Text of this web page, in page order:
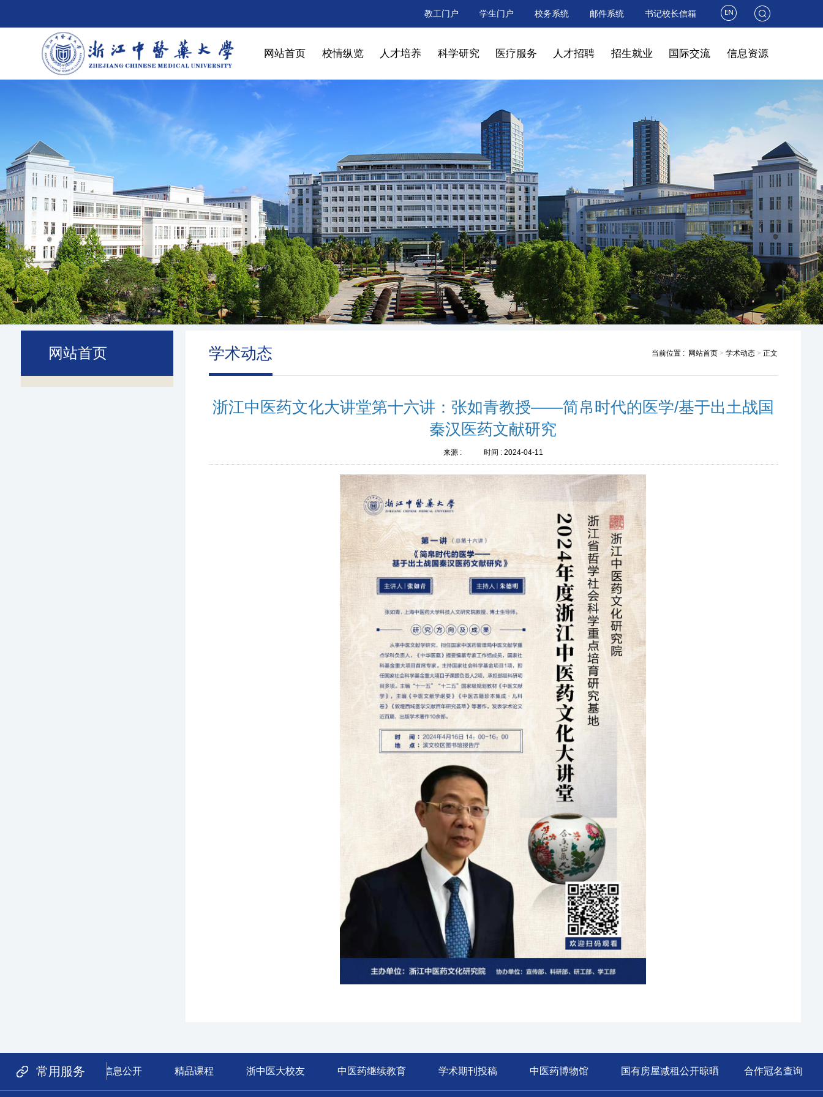
教工门户 学生门户 校务系统 邮件系统 书记校长信箱
网站首页 校情纵览 人才培养 科学研究 医疗服务 人才招聘 招生就业 国际交流 信息资源
网站首页 学术动态 当前位置 : 网站首页> 学术动态> 正文
浙江中医药文化大讲堂第十六讲：张如青教授——简帛时代的医学/基于出土战国
秦汉医药文献研究
来源 : 时间 : 2024-04-11
常用服务 信息公开 精品课程 浙中医大校友 中医药继续教育 学术期刊投稿 中医药博物馆 国有房屋减租公开晾晒 合作冠名查询